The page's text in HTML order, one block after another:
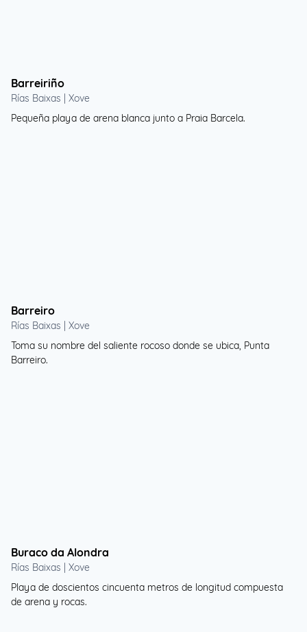
Barreiriño
Rías Baixas | Xove
Pequeña playa de arena blanca junto a Praia Barcela.
Barreiro
Rías Baixas | Xove
Toma su nombre del saliente rocoso donde se ubica, Punta
Barreiro.
Buraco da Alondra
Rías Baixas | Xove
Playa de doscientos cincuenta metros de longitud compuesta
de arena y rocas.